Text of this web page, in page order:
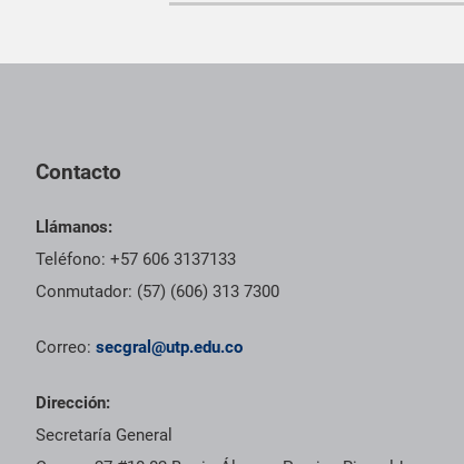
Contacto
Llámanos:
Teléfono: +57 606 3137133
Conmutador: (57) (606) 313 7300
Correo: secgral@utp.edu.co
Dirección:
Secretaría General